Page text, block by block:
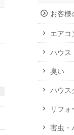
お客様
エアコ
ハウス
臭い
ハウス
リフォ
害虫・